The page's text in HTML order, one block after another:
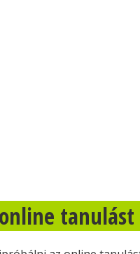
tanulást